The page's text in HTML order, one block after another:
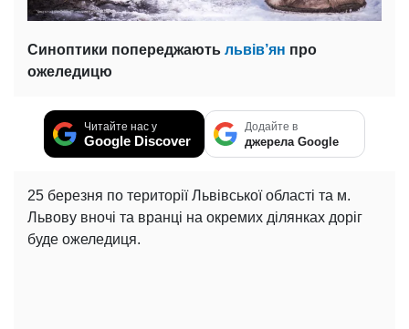
Синоптики попереджають львів’ян про
ожеледицю
Читайте нас у
Google Discover
Додайте в
джерела Google
25 березня по території Львівської області та м.
Львову вночі та вранці на окремих ділянках доріг
буде ожеледиця.